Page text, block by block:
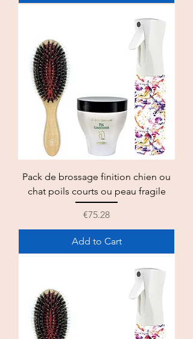
Pack de brossage finition chien ou
chat poils courts ou peau fragile
Price
€75.28
Add to Cart